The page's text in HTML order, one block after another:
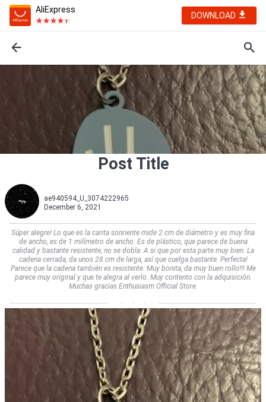
AliExpress
DOWNLOAD
Post Title
ae940594_U_3074222965
December 6, 2021
Súper alegre! Lo que es la carita sonriente mide 2 cm de diámetro y es muy fina
de ancho, es de 1 milímetro de ancho. Es de plástico, que parece de buena
calidad y bastante resistente, no se dobla. A si que por esta parte muy bien. La
cadena cerrada, da unos 28 cm de larga, así que cuelga bastante. Perfecta!
Parece que la cadena también es resistente. Muy bonita, da muy buen rollo!!! Me
parece muy original y que te alegra al verlo. Muy contento con la adquisición.
Muchas gracias Enthusiasm Official Store.